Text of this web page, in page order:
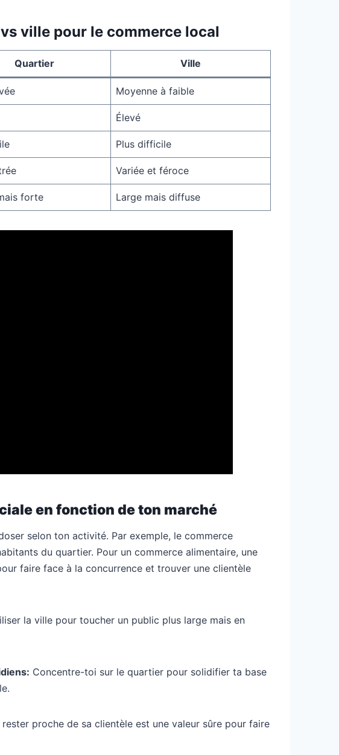
ville pour le commerce local
Quartier Ville
Moyenne à faible
Élevé
Plus difficile
Variée et féroce
forte Large mais diffuse
en fonction de ton marché
selon ton activité. Par exemple, le commerce
du quartier. Pour un commerce alimentaire, une
faire face à la concurrence et trouver une clientèle
la ville pour toucher un public plus large mais en
Concentre-toi sur le quartier pour solidifier ta base
proche de sa clientèle est une valeur sûre pour faire